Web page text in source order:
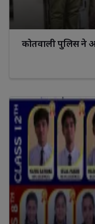
कोतवाली पुलिस ने